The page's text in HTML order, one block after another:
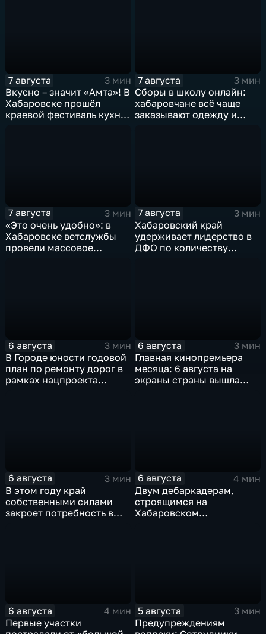
7 августа
3 мин
Вкусно – значит «Амта»! В
Хабаровске прошёл
краевой фестиваль кухни
7 августа
3 мин
Сборы в школу онлайн:
хабаровчане всё чаще
заказывают одежду и
7 августа
3 мин
«Это очень удобно»: в
Хабаровске ветслужбы
провели массовое
7 августа
3 мин
Хабаровский край
удерживает лидерство в
ДФО по количеству
6 августа
3 мин
В Городе юности годовой
план по ремонту дорог в
рамках нацпроекта
6 августа
3 мин
Главная кинопремьера
месяца: 6 августа на
экраны страны вышла
6 августа
3 мин
В этом году край
собственными силами
закроет потребность в
6 августа
4 мин
Двум дебаркадерам,
строящимся на
Хабаровском
6 августа
4 мин
Первые участки
5 августа
3 мин
Предупреждениям